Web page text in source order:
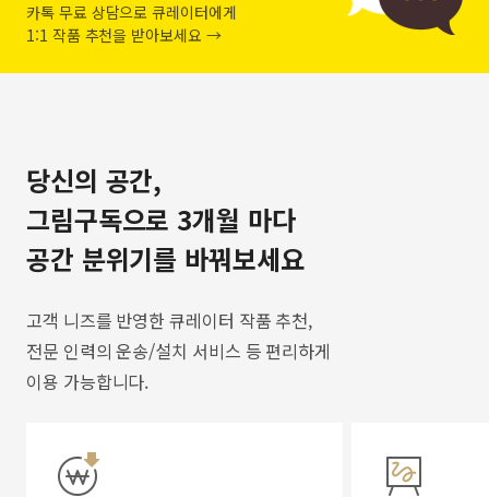
카톡 무료 상담으로 큐레이터에게
1:1 작품 추천을 받아보세요 →
당신의 공간,
그림구독으로 3개월 마다
공간 분위기를 바꿔보세요
고객 니즈를 반영한 큐레이터 작품 추천,
전문 인력의 운송/설치 서비스 등 편리하게
이용 가능합니다.